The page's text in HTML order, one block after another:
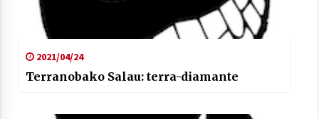
2021/04/24
Terranobako Salau: terra-diamante